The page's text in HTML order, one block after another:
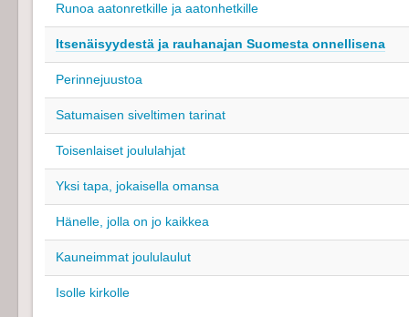
Runoa aatonretkille ja aatonhetkille
Itsenäisyydestä ja rauhanajan Suomesta onnellisena
Perinnejuustoa
Satumaisen siveltimen tarinat
Toisenlaiset joululahjat
Yksi tapa, jokaisella omansa
Hänelle, jolla on jo kaikkea
Kauneimmat joululaulut
Isolle kirkolle